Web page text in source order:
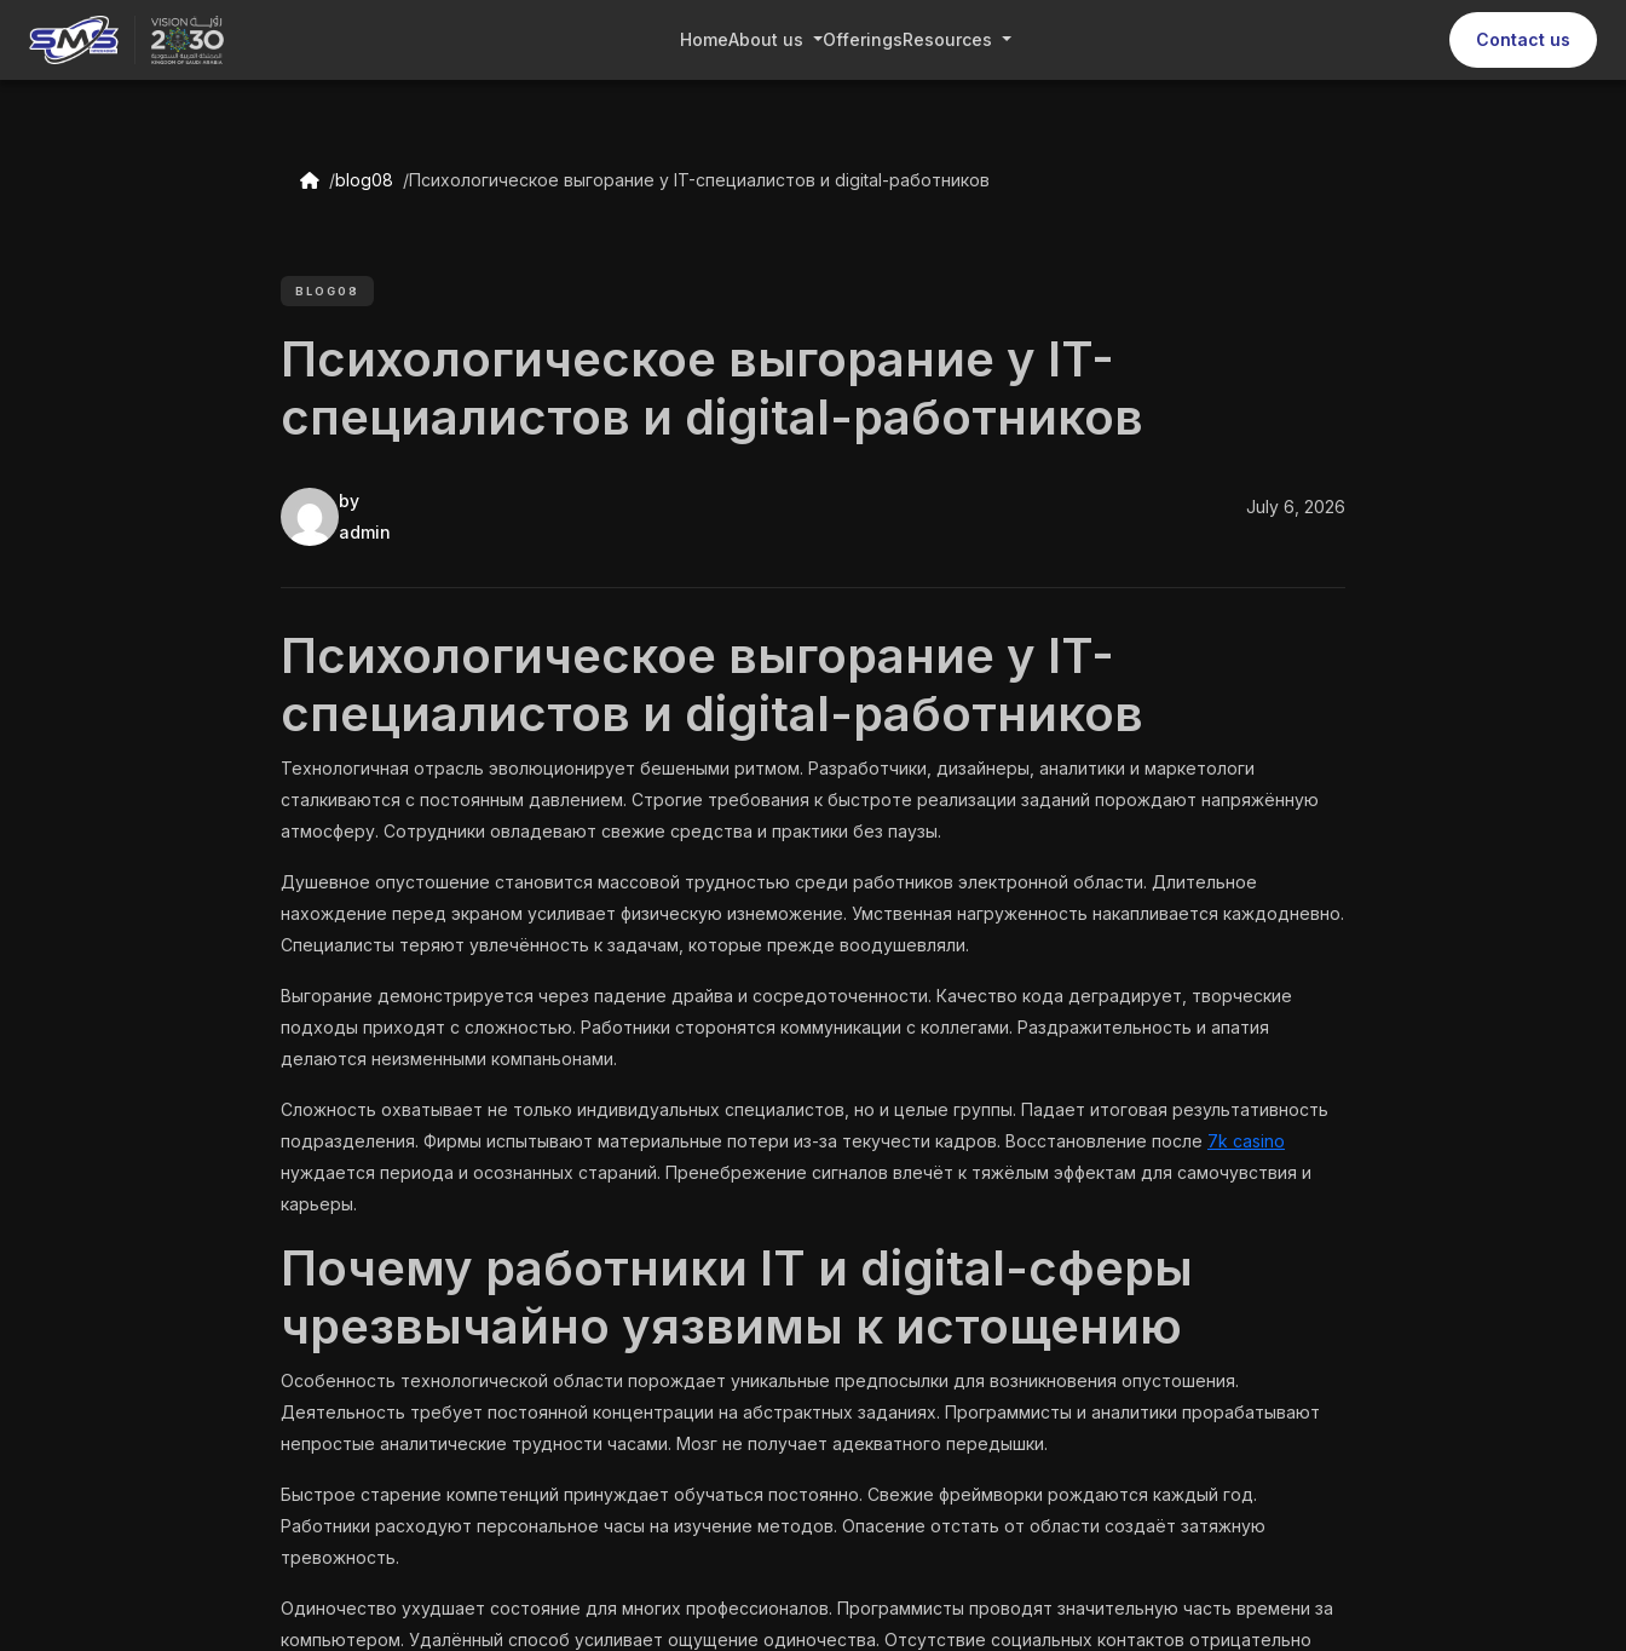
HomeAbout us OfferingsResources Contact us
blog08 Психологическое выгорание у IT-специалистов и digital-работников
BLOG08
Психологическое выгорание у IT-
специалистов и digital-работников
by
admin
July 6, 2026
Психологическое выгорание у IT-
специалистов и digital-работников
Технологичная отрасль эволюционирует бешеными ритмом. Разработчики, дизайнеры, аналитики и маркетологи
сталкиваются с постоянным давлением. Строгие требования к быстроте реализации заданий порождают напряжённую
атмосферу. Сотрудники овладевают свежие средства и практики без паузы.
Душевное опустошение становится массовой трудностью среди работников электронной области. Длительное
нахождение перед экраном усиливает физическую изнеможение. Умственная нагруженность накапливается каждодневно.
Специалисты теряют увлечённость к задачам, которые прежде воодушевляли.
Выгорание демонстрируется через падение драйва и сосредоточенности. Качество кода деградирует, творческие
подходы приходят с сложностью. Работники сторонятся коммуникации с коллегами. Раздражительность и апатия
делаются неизменными компаньонами.
Сложность охватывает не только индивидуальных специалистов, но и целые группы. Падает итоговая результативность
подразделения. Фирмы испытывают материальные потери из-за текучести кадров. Восстановление после 7k casino
нуждается периода и осознанных стараний. Пренебрежение сигналов влечёт к тяжёлым эффектам для самочувствия и
карьеры.
Почему работники IT и digital-сферы
чрезвычайно уязвимы к истощению
Особенность технологической области порождает уникальные предпосылки для возникновения опустошения.
Деятельность требует постоянной концентрации на абстрактных заданиях. Программисты и аналитики прорабатывают
непростые аналитические трудности часами. Мозг не получает адекватного передышки.
Быстрое старение компетенций принуждает обучаться постоянно. Свежие фреймворки рождаются каждый год.
Работники расходуют персональное часы на изучение методов. Опасение отстать от области создаёт затяжную
тревожность.
Одиночество ухудшает состояние для многих профессионалов. Программисты проводят значительную часть времени за
компьютером. Удалённый способ усиливает ощущение одиночества. Отсутствие социальных контактов отрицательно